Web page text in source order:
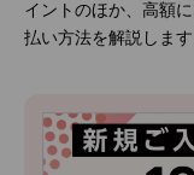
イントのほか、高額
払い方法を解説します